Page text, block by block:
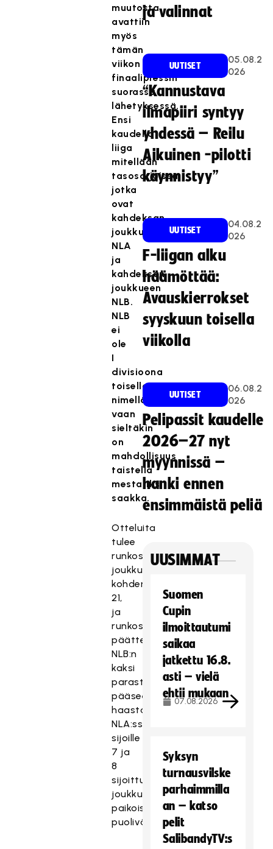
muutosta
avattiin
myös
tämän
viikon
finaalipressin
suorassa
lähetyksessä.
Ensi
kaudella
liiga
mitellään
tasosarjoissa,
jotka
ovat
kahdeksan
joukkueen
NLA
ja
kahdeksan
joukkueen
NLB.
NLB
ei
ole
I
divisioona
toisella
nimellä
vaan
sieltäkin
on
mahdollisuus
taistella
mestariksi
saakka.
Otteluita
tulee
runkosarjassa
joukkuetta
kohden
21,
ja
runkosarjan
päätteeksi
NLB:n
kaksi
parasta
pääsee
haastamaan
NLA:ssa
sijoille
7 ja
8
sijoittuneet
joukkueet
paikoista
puolivälierissä.
ja valinnat
UUTISET
05.08.2
026
“Kannustava
ilmapiiri syntyy
yhdessä – Reilu
Aikuinen -pilotti
käynnistyy”
UUTISET
04.08.2
026
F-liigan alku
häämöttää:
Avauskierrokset
syyskuun toisella
viikolla
UUTISET
06.08.2
026
Pelipassit kaudelle
2026–27 nyt
myynnissä –
hanki ennen
ensimmäistä peliä
UUSIMMAT
Suomen
Cupin
ilmoittautumi
saikaa
jatkettu 16.8.
asti – vielä
ehtii mukaan
07.08.2026
Syksyn
turnausvilske
parhaimmilla
an – katso
pelit
SalibandyTV:s